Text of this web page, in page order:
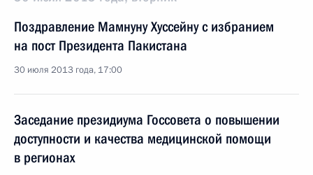
Поздравление Мамнуну Хуссейну с избранием
на пост Президента Пакистана
30 июля 2013 года, 17:00
Заседание президиума Госсовета о повышении
доступности и качества медицинской помощи
в регионах